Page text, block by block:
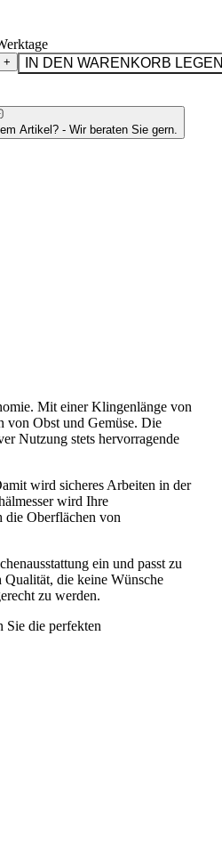
+
IN DEN WARENKORB LEGEN
Artikel? - Wir beraten Sie gern.
Mit einer Klingenlänge von
von Obst und Gemüse. Die
Nutzung stets hervorragende
wird sicheres Arbeiten in der
wird Ihre
die Oberflächen von
ein und passt zu
die keine Wünsche
zu werden.
Sie die perfekten